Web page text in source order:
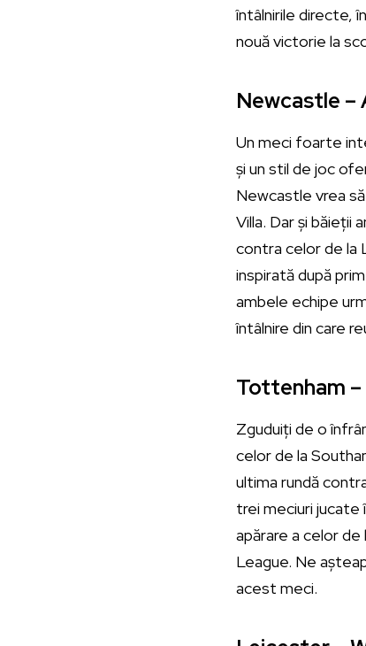
întâlnirile directe,
nouă victorie la
Newcastle –
Un meci foarte
și un stil de joc
Newcastle vrea
Villa. Dar și băieții
contra celor de la
inspirată după
ambele echipe
întâlnire din care
Tottenham –
Zguduiți de o
celor de la
ultima rundă
trei meciuri jucate
apărare a celor de
League. Ne
acest meci.